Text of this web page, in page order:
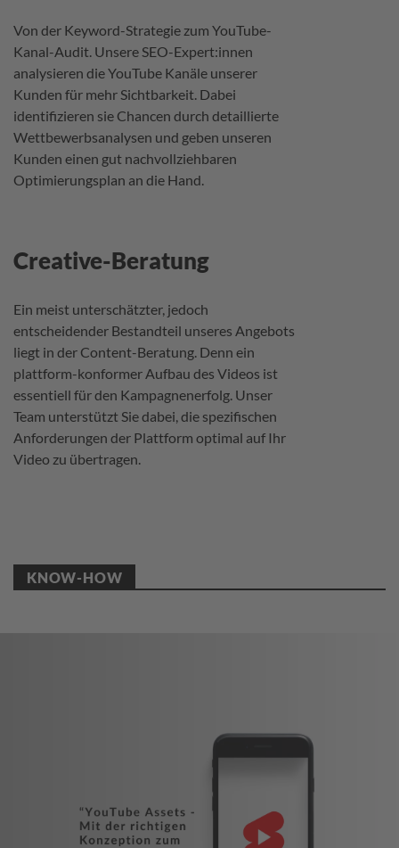
Von der Keyword-Strategie zum YouTube-
Kanal-Audit. Unsere SEO-Expert:innen
analysieren die YouTube Kanäle unserer
Kunden für mehr Sichtbarkeit. Dabei
identifizieren sie Chancen durch detaillierte
Wettbewerbsanalysen und geben unseren
Kunden einen gut nachvollziehbaren
Optimierungsplan an die Hand.
Creative-Beratung
Ein meist unterschätzter, jedoch
entscheidender Bestandteil unseres Angebots
liegt in der Content-Beratung. Denn ein
plattform-konformer Aufbau des Videos ist
essentiell für den Kampagnenerfolg. Unser
Team unterstützt Sie dabei, die spezifischen
Anforderungen der Plattform optimal auf Ihr
Video zu übertragen.
KNOW-HOW